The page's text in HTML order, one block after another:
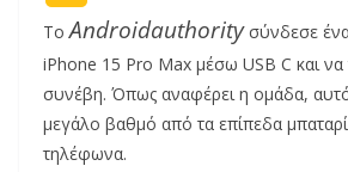
ΤοAndroidauthorityσύνδεσε
iPhone 15 Pro Max μέσω USB C και να
συνέβη. Όπως αναφέρει η ομάδα, αυτό
μεγάλο βαθμό από τα επίπεδα
τηλέφωνα.